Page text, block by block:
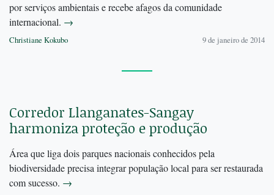
por serviços ambientais e recebe afagos da comunidade
internacional. →
Christiane Kokubo 9 de janeiro de 2014
Corredor Llanganates-Sangay
harmoniza proteção e produção
Área que liga dois parques nacionais conhecidos pela
biodiversidade precisa integrar população local para ser restaurada
com sucesso. →